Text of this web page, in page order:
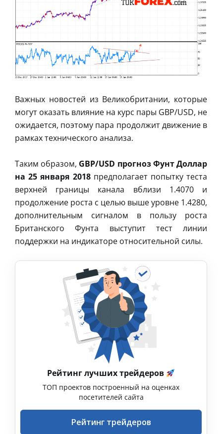
Важных новостей из Великобритании, которые
могут оказать влияние на курс пары GBP/USD, не
ожидается, поэтому пара продолжит движение в
рамках технического анализа.
Таким образом, GBP/USD прогноз Фунт Доллар
на 25 января 2018предполагает попытку теста
верхней границы канала вблизи 1.4070 и
продолжение роста с целью выше уровне 1.4280,
дополнительным сигналом в пользу роста
Британского Фунта выступит тест линии
поддержки на индикаторе относительной силы.
Рейтинг лучших трейдеров
ТОП проектов построенный на оценках
посетителей сайта
Рейтинг трейдеров